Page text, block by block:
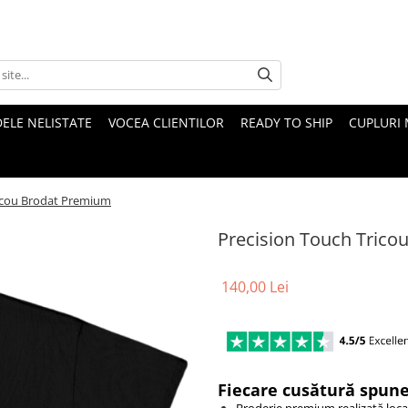
NELISTATE VOCEA CLIENTILOR READY TO SHIP CUPLURI
Brodat Premium
Precision Touch
140,00 Lei
Fiecare cusătură